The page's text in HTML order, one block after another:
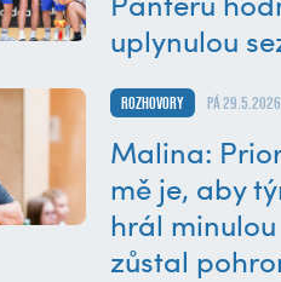
uplynulou
Rozhovory pá 29.5.2026
Malina:
mě je, aby
hrál minulou
zůstal